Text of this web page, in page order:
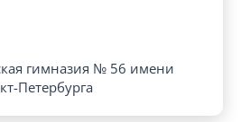
гимназия № 56 имени
Петербурга